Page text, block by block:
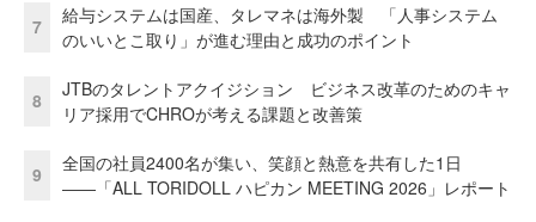
7
給与システムは国産、タレマネは海外製 「人事システム
のいいとこ取り」が進む理由と成功のポイント
8
JTBのタレントアクイジション ビジネス改革のためのキャ
リア採用でCHROが考える課題と改善策
9
全国の社員2400名が集い、笑顔と熱意を共有した1日
――「ALL TORIDOLL ハピカン MEETING 2026」レポート